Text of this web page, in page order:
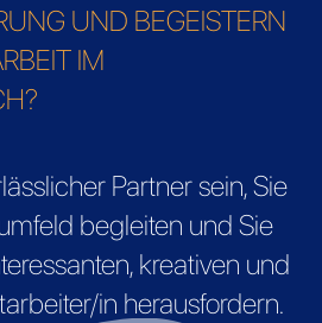
UND BEGEISTERN
IM
Partner sein, Sie
begleiten und Sie
kreativen und
in herausfordern.